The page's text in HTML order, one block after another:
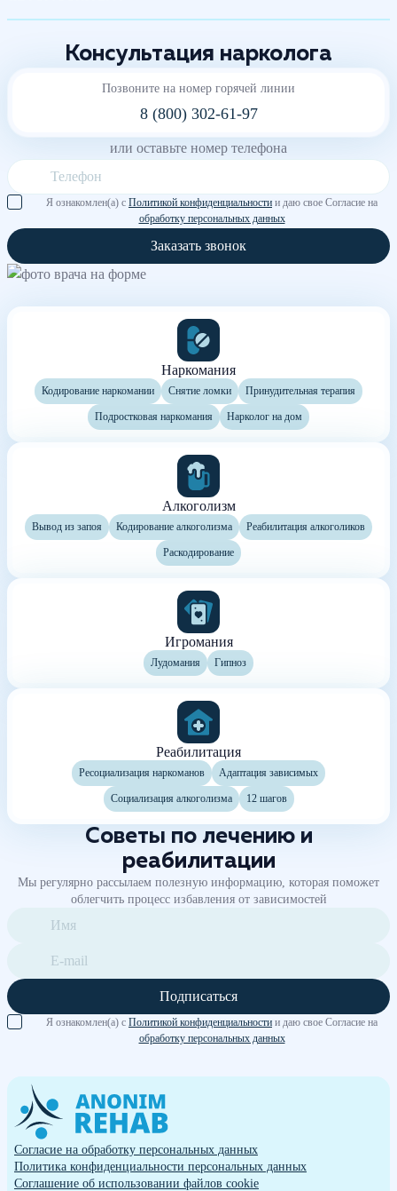
Консультация нарколога
Позвоните на номер горячей линии
8 (800) 302-61-97
или оставьте номер телефона
Я ознакомлен(а) с Политикой конфиденциальности и даю свое Согласие на
обработку персональных данных
Заказать звонок
Наркомания
Кодирование наркомании Снятие ломки Принудительная терапия
Подростковая наркомания Нарколог на дом
Алкоголизм
Вывод из запоя Кодирование алкоголизма Реабилитация алкоголиков
Раскодирование
Игромания
Лудомания Гипноз
Реабилитация
Ресоциализация наркоманов Адаптация зависимых
Социализация алкоголизма 12 шагов
Советы по лечению и
реабилитации
Мы регулярно рассылаем полезную информацию, которая поможет
облегчить процесс избавления от зависимостей
Подписаться
Я ознакомлен(а) с Политикой конфиденциальности и даю свое Согласие на
обработку персональных данных
Согласие на обработку персональных данных
Политика конфиденциальности персональных данных
Cоглашение об использовании файлов cookie